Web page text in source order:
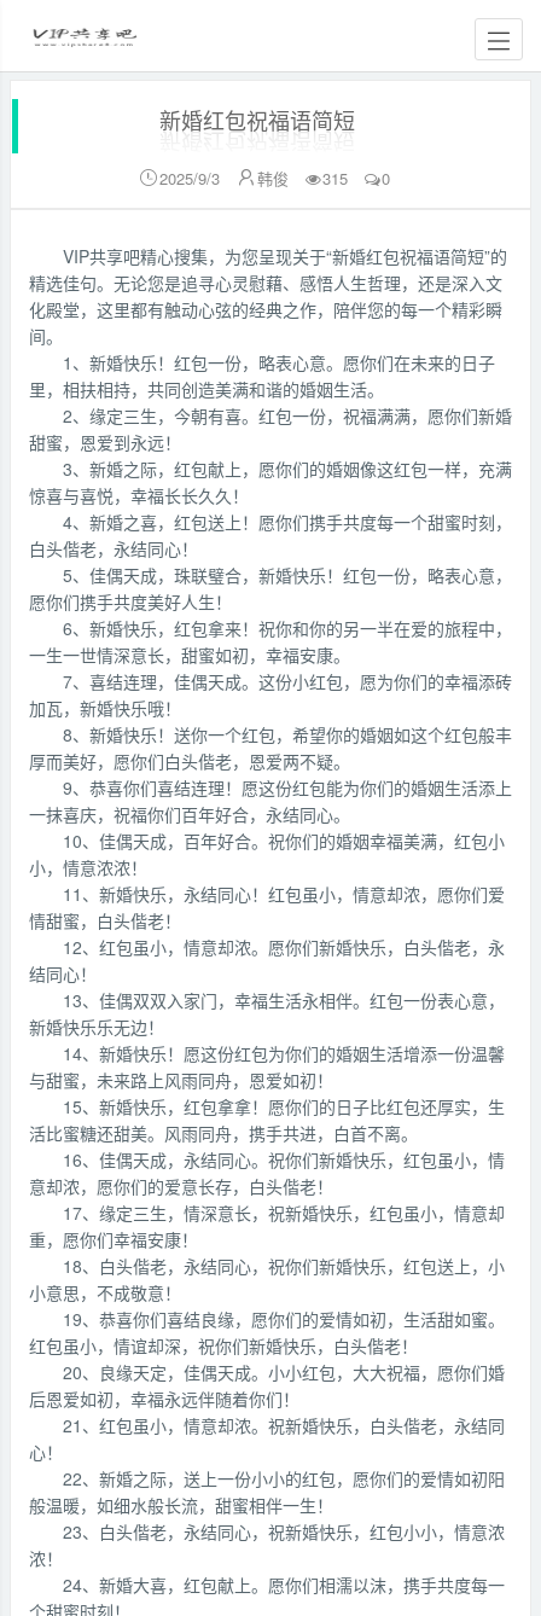
新婚红包祝福语简短
2025/9/3 韩俊 315 0
VIP共享吧精心搜集，为您呈现关于“新婚红包祝福语简短”的
精选佳句。无论您是追寻心灵慰藉、感悟人生哲理，还是深入文
化殿堂，这里都有触动心弦的经典之作，陪伴您的每一个精彩瞬
间。
1、新婚快乐！红包一份，略表心意。愿你们在未来的日子
里，相扶相持，共同创造美满和谐的婚姻生活。
2、缘定三生，今朝有喜。红包一份，祝福满满，愿你们新婚
甜蜜，恩爱到永远！
3、新婚之际，红包献上，愿你们的婚姻像这红包一样，充满
惊喜与喜悦，幸福长长久久！
4、新婚之喜，红包送上！愿你们携手共度每一个甜蜜时刻，
白头偕老，永结同心！
5、佳偶天成，珠联璧合，新婚快乐！红包一份，略表心意，
愿你们携手共度美好人生！
6、新婚快乐，红包拿来！祝你和你的另一半在爱的旅程中，
一生一世情深意长，甜蜜如初，幸福安康。
7、喜结连理，佳偶天成。这份小红包，愿为你们的幸福添砖
加瓦，新婚快乐哦！
8、新婚快乐！送你一个红包，希望你的婚姻如这个红包般丰
厚而美好，愿你们白头偕老，恩爱两不疑。
9、恭喜你们喜结连理！愿这份红包能为你们的婚姻生活添上
一抹喜庆，祝福你们百年好合，永结同心。
10、佳偶天成，百年好合。祝你们的婚姻幸福美满，红包小
小，情意浓浓！
11、新婚快乐，永结同心！红包虽小，情意却浓，愿你们爱
情甜蜜，白头偕老！
12、红包虽小，情意却浓。愿你们新婚快乐，白头偕老，永
结同心！
13、佳偶双双入家门，幸福生活永相伴。红包一份表心意，
新婚快乐乐无边！
14、新婚快乐！愿这份红包为你们的婚姻生活增添一份温馨
与甜蜜，未来路上风雨同舟，恩爱如初！
15、新婚快乐，红包拿拿！愿你们的日子比红包还厚实，生
活比蜜糖还甜美。风雨同舟，携手共进，白首不离。
16、佳偶天成，永结同心。祝你们新婚快乐，红包虽小，情
意却浓，愿你们的爱意长存，白头偕老！
17、缘定三生，情深意长，祝新婚快乐，红包虽小，情意却
重，愿你们幸福安康！
18、白头偕老，永结同心，祝你们新婚快乐，红包送上，小
小意思，不成敬意！
19、恭喜你们喜结良缘，愿你们的爱情如初，生活甜如蜜。
红包虽小，情谊却深，祝你们新婚快乐，白头偕老！
20、良缘天定，佳偶天成。小小红包，大大祝福，愿你们婚
后恩爱如初，幸福永远伴随着你们！
21、红包虽小，情意却浓。祝新婚快乐，白头偕老，永结同
心！
22、新婚之际，送上一份小小的红包，愿你们的爱情如初阳
般温暖，如细水般长流，甜蜜相伴一生！
23、白头偕老，永结同心，祝新婚快乐，红包小小，情意浓
浓！
24、新婚大喜，红包献上。愿你们相濡以沫，携手共度每一
个甜蜜时刻！